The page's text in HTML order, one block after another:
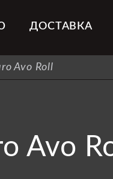
ДОСТАВКА
Avo Roll
Avo